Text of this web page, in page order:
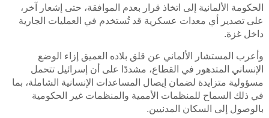
الحكومة الألمانية إلى اتخاذ قرار بعدم الموافقة، حتى إشعار آخر،
على تصدير أي معدات عسكرية قد تُستخدم في العمليات الجارية
داخل غزة.
وأعرب المستشار الألماني عن قلق بلاده العميق إزاء الوضع
الإنساني المتدهور في القطاع، مشددًا على أن إسرائيل تتحمل
مسؤولية متزايدة لضمان إيصال المساعدات الإنسانية الشاملة، بما
في ذلك السماح للمنظمات الأممية والمنظمات غير الحكومية
بالوصول إلى السكان المدنيين.